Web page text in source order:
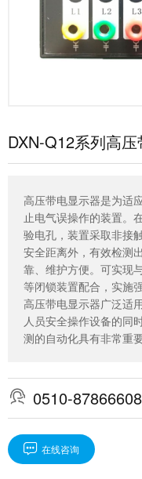
DXN-Q12系列高
高压带电显示器是为适
止电气误操作的装置。
验电孔，装置采取非接
安全距离外，有效检测
靠、维护方便。可实现
等闭锁装置配合，实施
高压带电显示器广泛适
人员安全操作设备的同
测的自动化具有非常重
 0510-87866608
 在线咨询